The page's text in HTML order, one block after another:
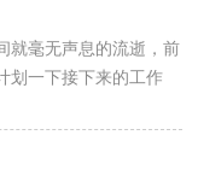
就毫无声息的流逝，前
划一下接下来的工作
小编整理的...